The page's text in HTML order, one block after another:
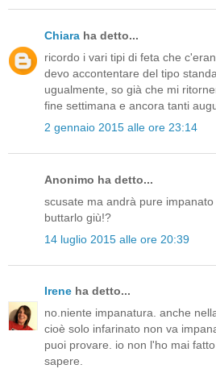
Chiara ha detto...
ricordo i vari tipi di feta che
devo accontentare del tipo
ugualmente, so già che mi
fine settimana e ancora tanti
2 gennaio 2015 alle ore 23:14
Anonimo ha detto...
scusate ma andrà pure
buttarlo giù!?
14 luglio 2015 alle ore 20:39
Irene ha detto...
no.niente impanatura. anche
cioè solo infarinato non va
puoi provare. io non l'ho mai
sapere.